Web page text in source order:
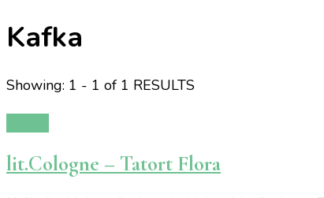
Kafka
Showing: 1 - 1 of 1 RESULTS
lit.Cologne – Tatort Flora